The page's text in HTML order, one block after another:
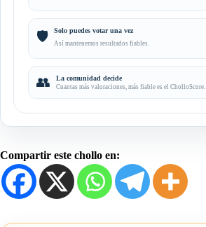
🛡️ Solo puedes votar una vez
Así mantenemos resultados fiables.
👥 La comunidad decide
Cuantas más valoraciones, más fiable es el CholloScore.
Compartir este chollo en: